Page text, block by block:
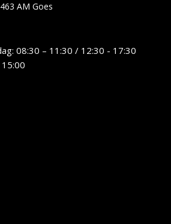
AM Goes
08:30 – 11:30 / 12:30 - 17:30